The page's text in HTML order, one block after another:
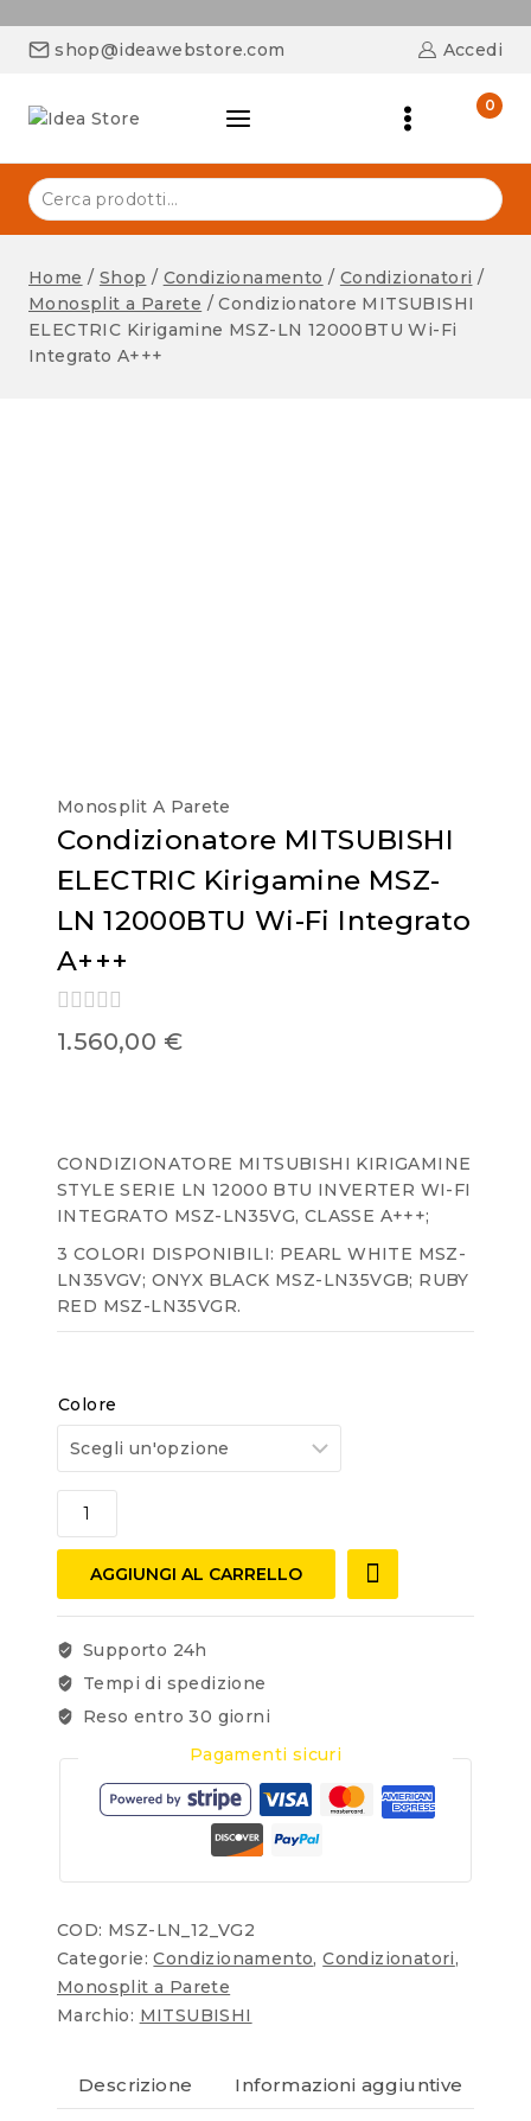
shop@ideawebstore.com Accedi
0
Home / Shop / Condizionamento / Condizionatori /
Monosplit a Parete / Condizionatore MITSUBISHI
ELECTRIC Kirigamine MSZ-LN 12000BTU Wi-Fi
Integrato A+++
Monosplit A Parete
Condizionatore MITSUBISHI
ELECTRIC Kirigamine MSZ-
LN 12000BTU Wi-Fi Integrato
A+++
0
out
1.560,00 €
CONDIZIONATORE MITSUBISHI KIRIGAMINE
STYLE SERIE LN 12000 BTU INVERTER WI-FI
INTEGRATO MSZ-LN35VG, CLASSE A+++;
3 COLORI DISPONIBILI: PEARL WHITE MSZ-
LN35VGV; ONYX BLACK MSZ-LN35VGB; RUBY
RED MSZ-LN35VGR.
Colore
AGGIUNGI AL CARRELLO
Supporto 24h
Tempi di spedizione
Reso entro 30 giorni
Pagamenti sicuri
COD: MSZ-LN_12_VG2
Categorie:Condizionamento,Condizionatori,
Monosplit a Parete
Marchio: MITSUBISHI
Descrizione Informazioni aggiuntive